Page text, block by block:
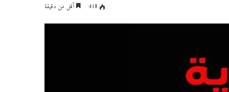
418 أقل من دقيقة